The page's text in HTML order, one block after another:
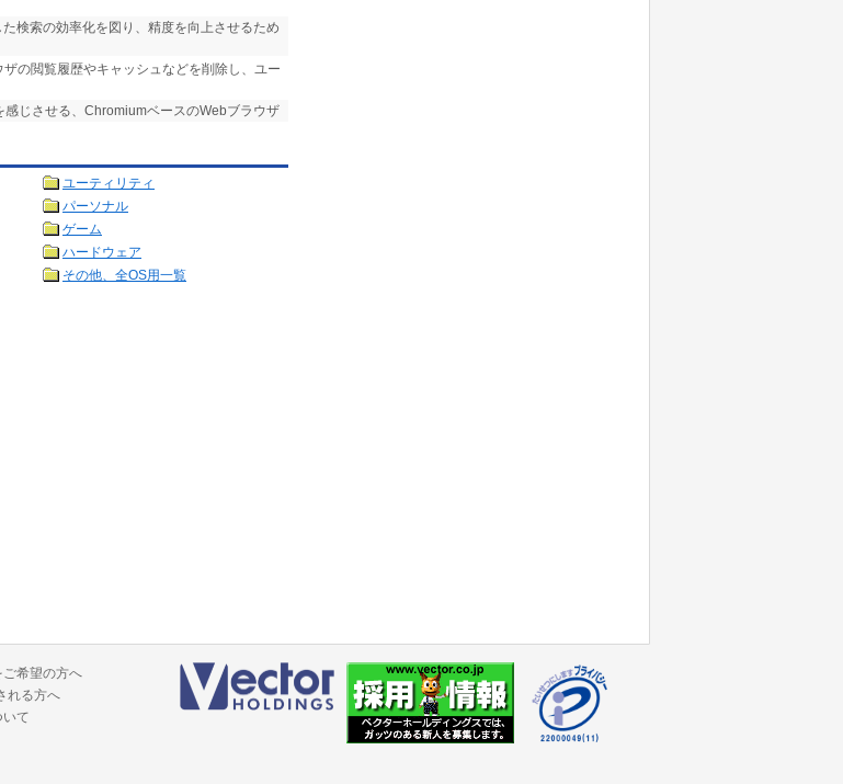
検索の効率化を図り、精度を向上させるため
の閲覧履歴やキャッシュなどを削除し、ユー
感じさせる、ChromiumベースのWebブラウザ
ユーティリティ
パーソナル
ゲーム
ハードウェア
その他、全OS用一覧
ご希望の方へ
れる方へ
て